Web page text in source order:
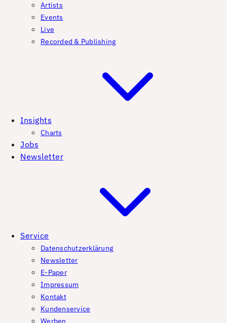
Artists
Events
Live
Recorded & Publishing
Insights
Charts
Jobs
Newsletter
Service
Datenschutzerklärung
Newsletter
E-Paper
Impressum
Kontakt
Kundenservice
Werben